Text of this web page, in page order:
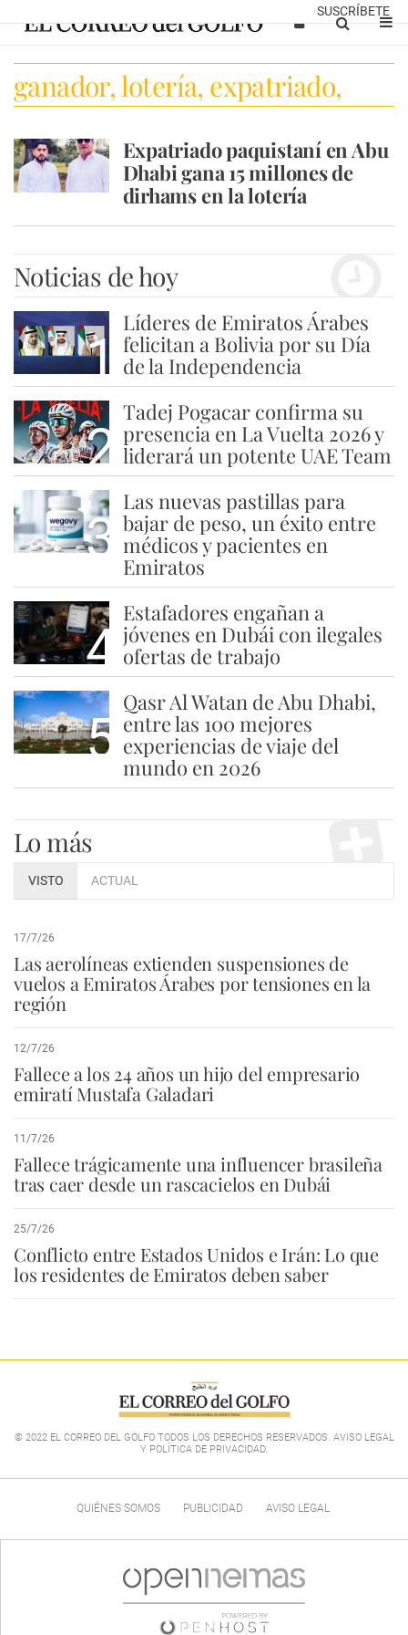
SUSCRÍBETE
ganador, lotería, expatriado,
emiratos, abu dhabi, millones
Expatriado paquistaní en Abu
Dhabi gana 15 millones de
dirhams en la lotería
Noticias de hoy
1
Líderes de Emiratos Árabes
felicitan a Bolivia por su Día
de la Independencia
2
Tadej Pogacar confirma su
presencia en La Vuelta 2026 y
liderará un potente UAE Team
3
Las nuevas pastillas para
bajar de peso, un éxito entre
médicos y pacientes en
Emiratos
4
Estafadores engañan a
jóvenes en Dubái con ilegales
ofertas de trabajo
5
Qasr Al Watan de Abu Dhabi,
entre las 100 mejores
experiencias de viaje del
mundo en 2026
Lo más
VISTO ACTUAL
17/7/26
Las aerolíneas extienden suspensiones de
vuelos a Emiratos Árabes por tensiones en la
región
12/7/26
Fallece a los 24 años un hijo del empresario
emiratí Mustafa Galadari
11/7/26
Fallece trágicamente una influencer brasileña
tras caer desde un rascacielos en Dubái
25/7/26
Conflicto entre Estados Unidos e Irán: Lo que
los residentes de Emiratos deben saber
© 2022 EL CORREO DEL GOLFO TODOS LOS DERECHOS RESERVADOS. AVISO LEGAL
Y POLÍTICA DE PRIVACIDAD.
QUIÉNES SOMOS PUBLICIDAD AVISO LEGAL